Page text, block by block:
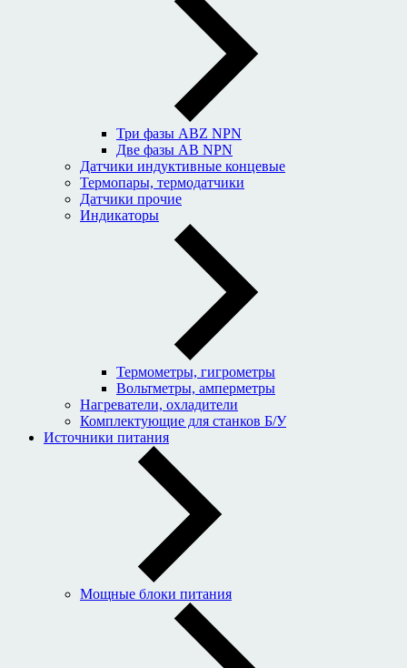
Три фазы ABZ NPN
Две фазы AB NPN
Датчики индуктивные концевые
Термопары, термодатчики
Датчики прочие
Индикаторы
Термометры, гигрометры
Вольтметры, амперметры
Нагреватели, охладители
Комплектующие для станков Б/У
Источники питания
Мощные блоки питания